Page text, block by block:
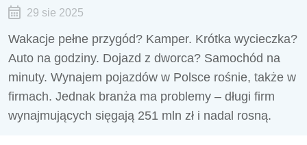
29 sie 2025
Wakacje pełne przygód? Kamper. Krótka wycieczka?
Auto na godziny. Dojazd z dworca? Samochód na
minuty. Wynajem pojazdów w Polsce rośnie, także w
firmach. Jednak branża ma problemy – długi firm
wynajmujących sięgają 251 mln zł i nadal rosną.